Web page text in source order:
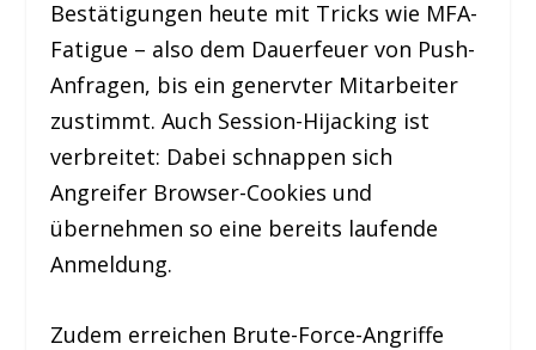
Bestätigungen heute mit Tricks wie MFA-
Fatigue – also dem Dauerfeuer von Push-
Anfragen, bis ein genervter Mitarbeiter
zustimmt. Auch Session-Hijacking ist
verbreitet: Dabei schnappen sich
Angreifer Browser-Cookies und
übernehmen so eine bereits laufende
Anmeldung.
Zudem erreichen Brute-Force-Angriffe